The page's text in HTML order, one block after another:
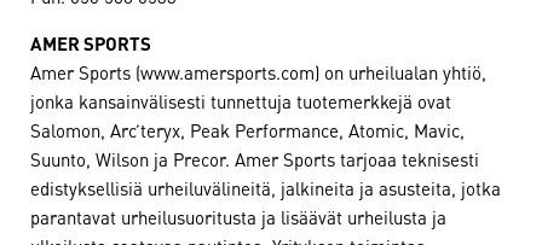
AMER SPORTS
Amer Sports (www.amersports.com) on urheilualan yhtiö,
jonka kansainvälisesti tunnettuja tuotemerkkejä ovat
Salomon, Arc’teryx, Peak Performance, Atomic, Mavic,
Suunto, Wilson ja Precor. Amer Sports tarjoaa teknisesti
edistyksellisiä urheiluvälineitä, jalkineita ja asusteita, jotka
parantavat urheilusuoritusta ja lisäävät urheilusta ja